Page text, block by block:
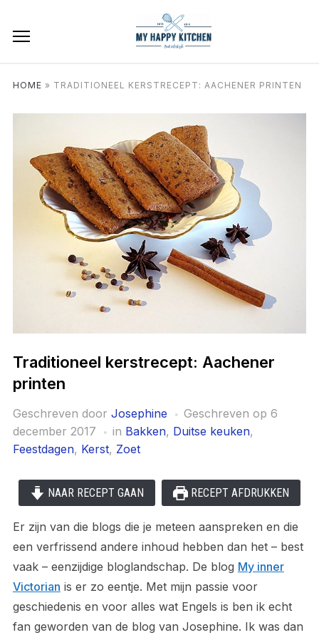
HOME » TRADITIONEEL KERSTRECEPT: AACHENER PRINTEN
Traditioneel kerstrecept: Aachener
printen
Geschreven door Josephine Geschreven op 6
december 2017
in Bakken, Duitse keuken,
Feestdagen, Kerst, Zoet
NAAR RECEPT GAAN RECEPT AFDRUKKEN
Er zijn van die blogs die je meteen aanspreken en die
een verfrissend andere inhoud hebben dan het – best
vaak – eenzijdige bloglandschap. De blog My inner
Victorian is er zo eentje. Met mijn passie voor
geschiedenis en voor alles wat Engels is ben ik echt
fan geworden van de blog van Josephine. Ik was dan